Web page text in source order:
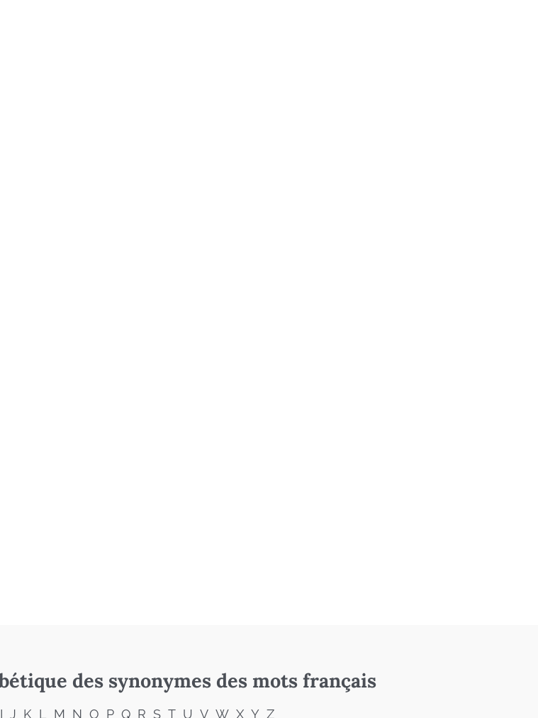
des synonymes des mots français
I J K L M N O P Q R S T U V W X Y Z